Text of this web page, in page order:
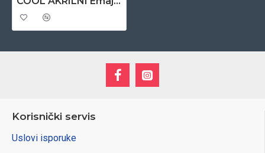
Korisnički servis
Uslovi isporuke